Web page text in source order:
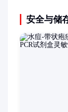
安全与储